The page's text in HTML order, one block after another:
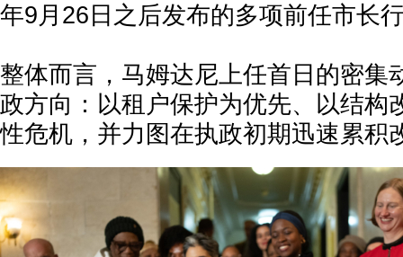
年9月26日之后发布的多项前任市长
整体而言，马姆达尼上任首日的密集
政方向：以租户保护为优先、以结构
性危机，并力图在执政初期迅速累积